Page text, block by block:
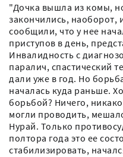
"Дочка вышла из комы,
закончились, наоборот,
сообщили, что у нее
приступов в день,
Инвалидность с
паралич, спастический
дали уже в год. Но
началась куда раньше.
борьбой? Ничего,
могли проводить,
Нурай. Только
полтора года это ее
стабилизировать,